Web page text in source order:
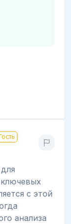
с этой
анализа